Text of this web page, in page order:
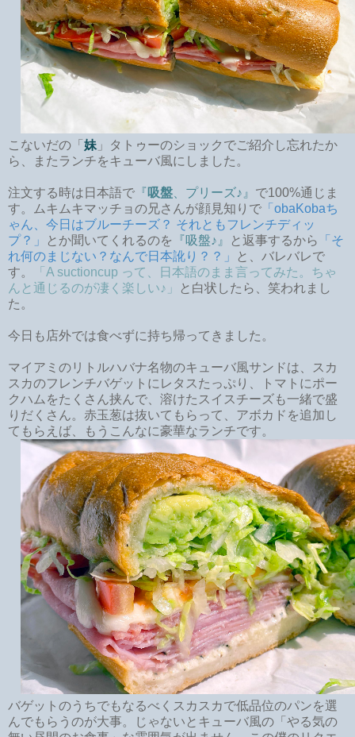
こないだの「 妹 」タトゥーのショックでご紹介し忘れたか
ら、またランチをキューバ風にしました。
注文する時は日本語で 『 吸盤 、プリーズ♪』 で100%通じま
す。ムキムキマッチョの兄さんが顔見知りで 「obaKobaち
ゃん、今日はブルーチーズ？ それともフレンチディッ
プ？」
とか聞いてくれるのを 『吸盤♪』 と返事するから
「そ
れ何のまじない？なんで日本訛り？？」
と、バレバレで
す。
「A suctioncup って、日本語のまま言ってみた。ちゃ
んと通じるのが凄く楽しい♪」
と白状したら、笑われまし
た。
今日も店外では食べずに持ち帰ってきました。
マイアミのリトルハバナ名物のキューバ風サンドは、スカ
スカのフレンチバゲットにレタスたっぷり、トマトにポー
クハムをたくさん挟んで、溶けたスイスチーズも一緒で盛
りだくさん。赤玉葱は抜いてもらって、アボカドを追加し
てもらえば、もうこんなに豪華なランチです。
バゲットのうちでもなるべくスカスカで低品位のパンを選
んでもらうのが大事。じゃないとキューバ風の「やる気の